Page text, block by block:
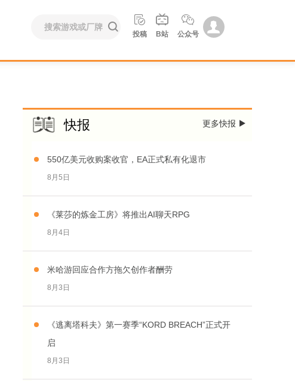


投稿

B站

公众号

快报 更多快报 
550亿美元收购案收官，EA正式私有化退市
8月5日
《莱莎的炼金工房》将推出AI聊天RPG
8月4日
米哈游回应合作方拖欠创作者酬劳
8月3日
《逃离塔科夫》第一赛季“KORD BREACH”正式开
启
8月3日